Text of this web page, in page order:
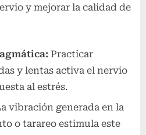
y mejorar la calidad de
Practicar
y lentas activa el nervio
al estrés.
vibración generada en la
o tarareo estimula este